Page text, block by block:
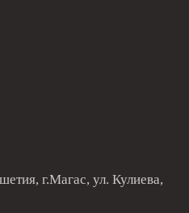
г.Магас, ул. Кулиева,